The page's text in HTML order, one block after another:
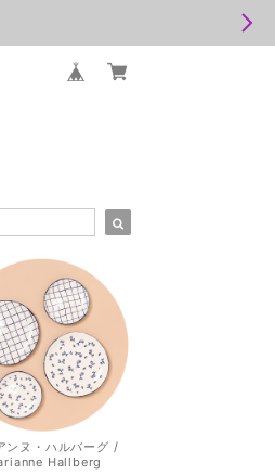
ンヌ・ハルバーグ /
Hallberg